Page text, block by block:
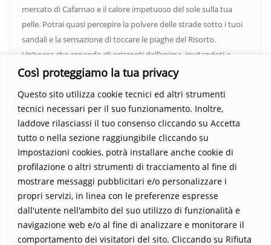
Così proteggiamo la tua privacy
Questo sito utilizza cookie tecnici ed altri strumenti
tecnici necessari per il suo funzionamento. Inoltre,
laddove rilasciassi il tuo consenso cliccando su Accetta
tutto o nella sezione raggiungibile cliccando su
Impostazioni cookies, potrà installare anche cookie di
profilazione o altri strumenti di tracciamento al fine di
mostrare messaggi pubblicitari e/o personalizzare i
propri servizi, in linea con le preferenze espresse
dall'utente nell'ambito del suo utilizzo di funzionalità e
navigazione web e/o al fine di analizzare e monitorare il
comportamento dei visitatori del sito. Cliccando su Rifiuta
mercato di Cafarnao e il calore impetuoso del sole sulla tua
pelle. Potrai quasi percepire la polvere delle strade sotto i tuoi
sandali e la sensazione di toccare le piaghe del Risorto.
Un’opera che espande gli orizzonti dell’anima, invitandoti a
vedere oltre i confini del conosciuto. Scopri un mondo in cui
indimenticabile.Non perdere l’occasione di immergerti in
questo viaggio straordinario. Acquista il libro e lascia che la
Parola trasformi la tua vita